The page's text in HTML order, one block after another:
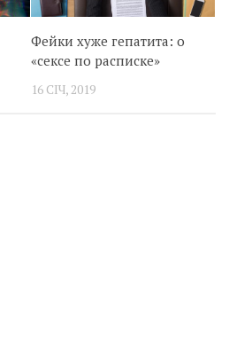
Фейки хуже гепатита: о
«сексе по расписке»
16 СІЧ, 2019